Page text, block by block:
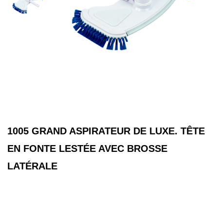
1005 GRAND ASPIRATEUR DE LUXE. TÊTE
EN FONTE LESTÉE AVEC BROSSE
LATÉRALE